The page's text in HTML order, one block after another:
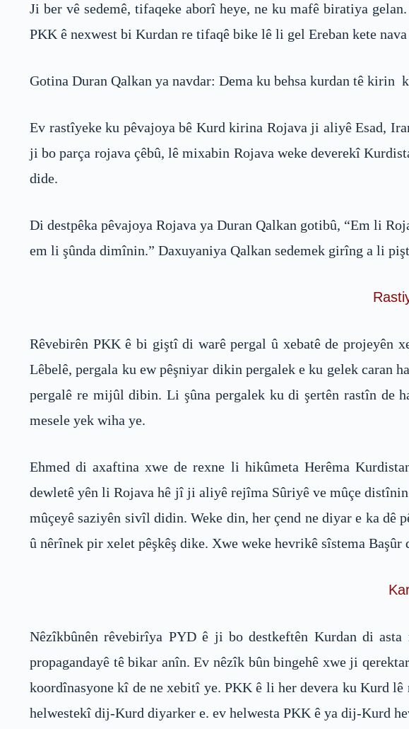
Ji ber vê sedemê, tifaqeke aborî heye, ne ku mafê biratiya
PKK ê nexwest bi Kurdan re tifaqê bike lê li gel Ereban kete
Gotina Duran Qalkan ya navdar: Dema ku behsa kurdan tê kirin
Ev rastîyeke ku pêvajoya bê Kurd kirina Rojava ji aliyê Esad,
ji bo parça rojava çêbû, lê mixabin Rojava weke deverekî
dide.
Di destpêka pêvajoya Rojava ya Duran Qalkan gotibû, “Em li
em li şûnda dimînin.” Daxuyaniya Qalkan sedemek girîng a li
Rêvebirên PKK ê bi giştî di warê pergal û xebatê de projeyên
Lêbelê, pergala ku ew pêşniyar dikin pergalek e ku gelek caran
pergalê re mijûl dibin. Li şûna pergalek ku di şertên rastîn de
mesele yek wiha ye.
Ehmed di axaftina xwe de rexne li hikûmeta Herêma
dewletê yên li Rojava hê jî ji aliyê rejîma Sûriyê ve mûçe
mûçeyê saziyên sivîl didin. Weke din, her çend ne diyar e ka dê
û nêrînek pir xelet pêşkêş dike. Xwe weke hevrikê sîstema Başûr
Nêzîkbûnên rêvebirîya PYD ê ji bo destkeftên Kurdan di
propagandayê tê bikar anîn. Ev nêzîk bûn bingehê xwe ji
koordînasyone kî de ne xebitî ye. PKK ê li her devera ku Kurd
helwestekî dij-Kurd diyarker e. ev helwesta PKK ê ya dij-Kurd